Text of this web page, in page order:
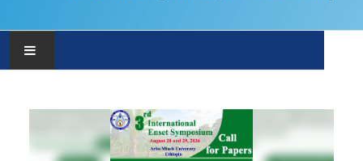
ADMINISTRATION